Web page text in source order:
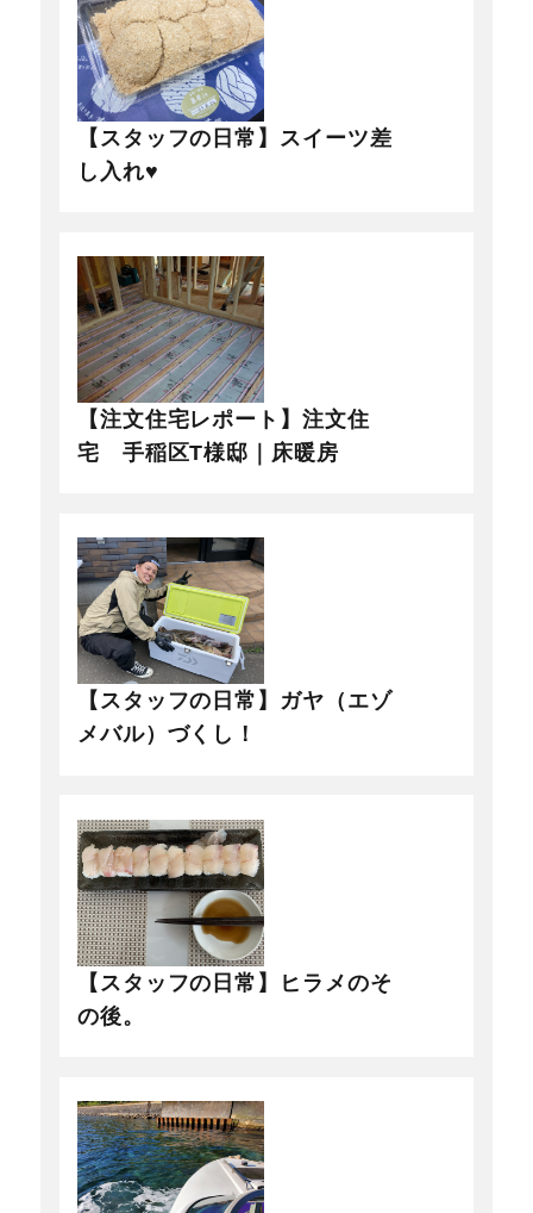
【スタッフの日常】スイーツ差
し入れ♥
【注文住宅レポート】注文住
宅 手稲区T様邸｜床暖房
【スタッフの日常】ガヤ（エゾ
メバル）づくし！
【スタッフの日常】ヒラメのそ
の後。